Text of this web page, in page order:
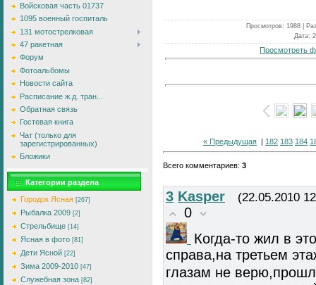
Войсковая часть 01737
1095 военный госпиталь
131 мотострелковая
47 ракетная
Форум
Фотоальбомы
Новости сайта
Расписание ж.д. тран...
Обратная связь
Гостевая книга
Чат (только для
зарегистрированных)
Бложики
Категории раздела
Городок Ясная [267]
Рыбалка 2009 [2]
Стрельбище [14]
Ясная в фото [81]
Дети Ясной [22]
Зима 2009-2010 [47]
Служебная зона [82]
Просмотров: 1988 |
Дата:
Просмотреть
« Предыдущая | 182 183 184
Всего комментариев: 3
3 Kasper (22.05.2010
0
Когда-то жил в
справа,на третьем
глазам не